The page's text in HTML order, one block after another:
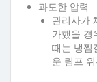
과도한 압력
관리사가
가했을 경
때는 냉찜
운 림프